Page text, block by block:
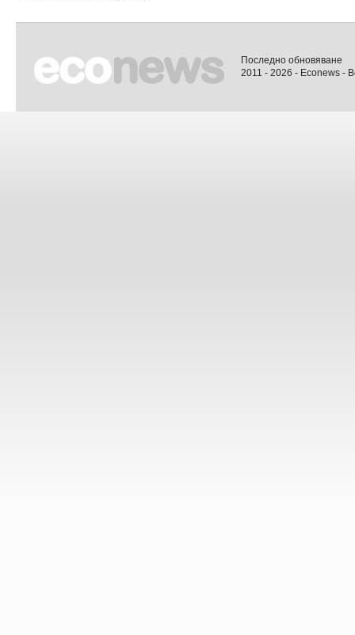
Последно обновяване
2011 - 2026 - Econews -